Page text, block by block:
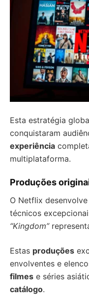
Esta estratégia
conquistaram
experiência
multiplataforma.
Produções
O Netflix desenvolve
técnicos
“Kingdom”
Estas produções
envolventes e
filmes e séries
catálogo.